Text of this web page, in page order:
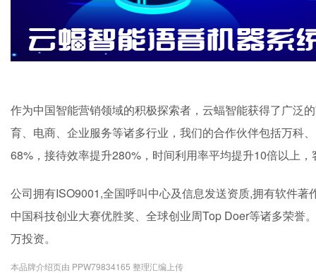
作为中国智能营销领域的积极探索者，云蝠智能获得了广泛
育、电商、企业服务等诸多行业，我们的合作伙伴包括万科
68%，接待效率提升280%，时间利用率平均提升10倍以上
公司拥有ISO9001,全国呼叫中心及信息发送资质,拥有软件
中国科技创业大赛优胜奖、全球创业周Top Doer等诸多荣誉
万投资。
本品牌介绍页由 PPW79834165 整理汇编上传